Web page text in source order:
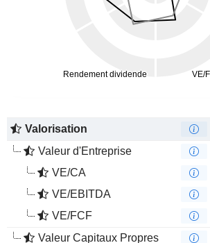
Valorisation
Valeur d'Entreprise
VE/CA
VE/EBITDA
VE/FCF
Valeur Capitaux Propres